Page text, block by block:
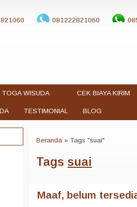
081222821060
TOGA WISUDA CEK BIAYA KIRIM
TESTIMONIAL BLOG
Beranda »Tags "suai"
Tagssuai
Maaf, belum